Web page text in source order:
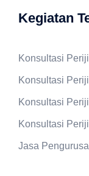
Kegiatan
Konsultasi
Konsultasi
Konsultasi
Konsultasi
Jasa